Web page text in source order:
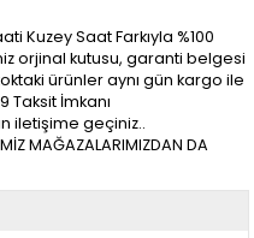
Kuzey Saat Farkıyla %100
orjinal kutusu, garanti belgesi
ürünler aynı gün kargo ile
İmkanı
iletişime geçiniz..
MAĞAZALARIMIZDAN DA